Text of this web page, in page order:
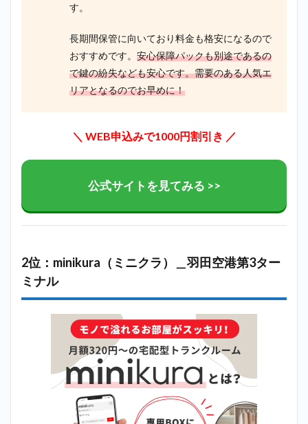
ハロ
ース
トレ
ージ
で探
すす
まと
す。
長期間保管に向いており料金も格安になるので
おすすめです。 安心保障パックも別途であるの
で鍵の紛失なども安心です。需要のある人気エ
リアとなるのでお早めに！
＼ WEB申込みで1000円割引き ／
公式サイトを見てみる >>
2位：minikura（ミニクラ）＿羽田空港第3ター
ミナル